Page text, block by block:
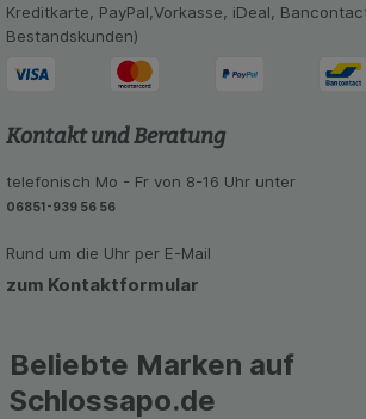
Kreditkarte, PayPal,Vorkasse, iDeal,
Bestandskunden)
Kontakt und Beratung
telefonisch Mo - Fr von 8-16 Uhr unter
06851-939 56 56
Rund um die Uhr per E-Mail
zum Kontaktformular
Beliebte Marken auf
Schlossapo.de